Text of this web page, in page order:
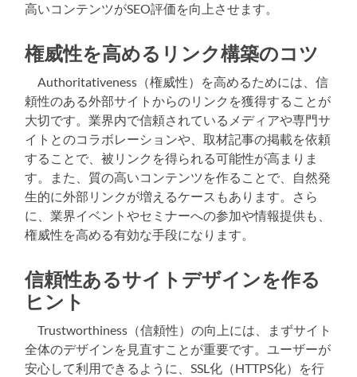
高いコンテンツがSEO評価を向上させます。
権威性を高めるリンク構築のコツ
Authoritativeness（権威性）を高めるためには、信
頼性のある外部サイトからのリンクを獲得することが
大切です。業界内で信頼されているメディアや専門サ
イトとのコラボレーションや、取材記事の掲載を依頼
することで、被リンクを得られる可能性が高まりま
す。また、質の高いコンテンツを作ることで、自然発
生的に外部リンクが増えるケースもあります。さら
に、業界イベントやセミナーへの参加や情報提供も、
権威性を高める有効な手段になります。
信頼性あるサイトデザインを作る
ヒント
Trustworthiness（信頼性）の向上には、まずサイト
全体のデザインを見直すことが重要です。ユーザーが
安心して利用できるように、SSL化（HTTPS化）を行